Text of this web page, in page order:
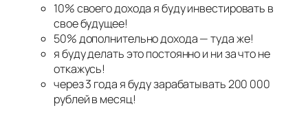
10% своего дохода я буду инвестировать в
свое будущее!
50% дополнительно дохода — туда же!
я буду делать это постоянно и ни за что не
откажусь!
через 3 года я буду зарабатывать 200 000
рублей в месяц!